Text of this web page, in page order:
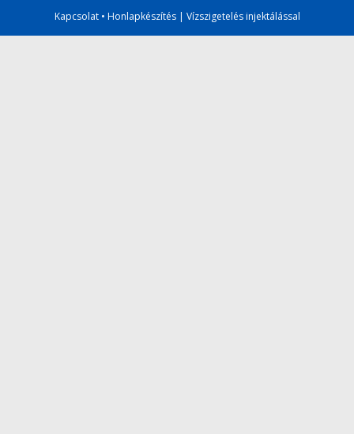
Kapcsolat• Honlapkészítés| Vízszigetelés injektálással